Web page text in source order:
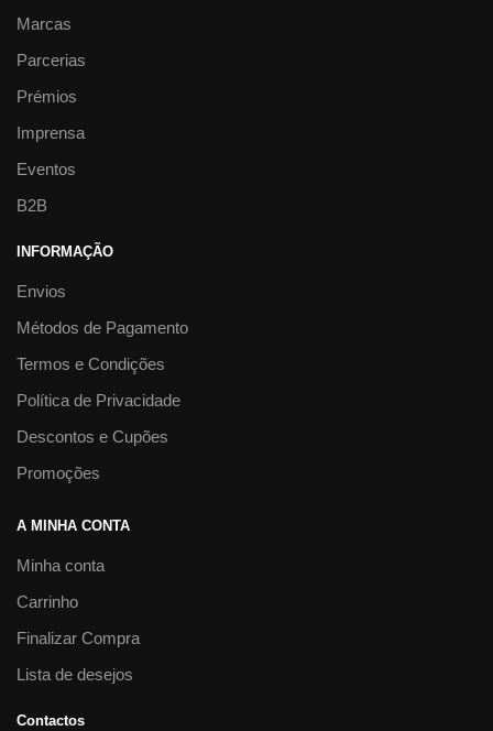
Marcas
Parcerias
Prémios
Imprensa
Eventos
B2B
INFORMAÇÃO
Envios
Métodos de Pagamento
Termos e Condições
Política de Privacidade
Descontos e Cupões
Promoções
A MINHA CONTA
Minha conta
Carrinho
Finalizar Compra
Lista de desejos
Contactos